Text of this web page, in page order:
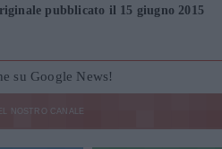
pubblicato il 15 giugno 2015
su Google News!
NOSTRO CANALE